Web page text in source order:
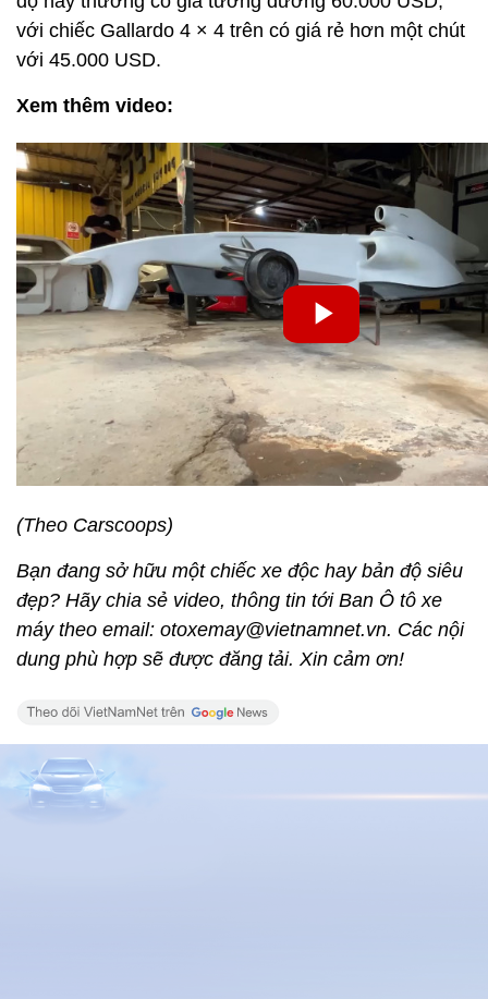
với chiếc Gallardo 4 × 4 trên có giá rẻ hơn một chút
với 45.000 USD.
Xem thêm video:
(Theo Carscoops)
Bạn đang sở hữu một chiếc xe độc hay bản độ siêu
đẹp? Hãy chia sẻ video, thông tin tới Ban Ô tô xe
máy theo email: otoxemay@vietnamnet.vn. Các nội
dung phù hợp sẽ được đăng tải. Xin cảm ơn!